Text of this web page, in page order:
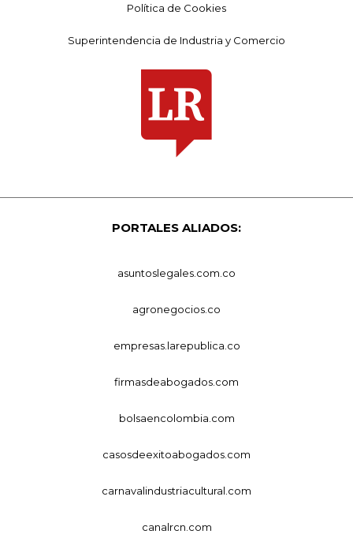
Política de Cookies
Superintendencia de Industria y Comercio
PORTALES ALIADOS:
asuntoslegales.com.co
agronegocios.co
empresas.larepublica.co
firmasdeabogados.com
bolsaencolombia.com
casosdeexitoabogados.com
carnavalindustriacultural.com
canalrcn.com